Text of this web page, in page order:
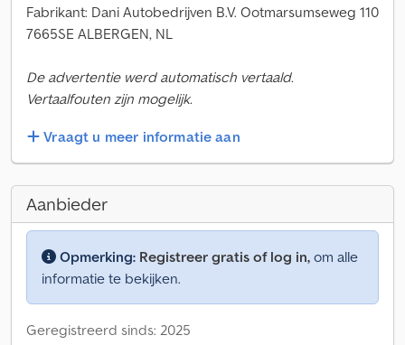
Fabrikant: Dani Autobedrijven B.V. Ootmarsumseweg 110
7665SE ALBERGEN, NL
De advertentie werd automatisch vertaald.
Vertaalfouten zijn mogelijk.
Vraagt u meer informatie aan
Aanbieder
Opmerking: Registreer gratis of log in, om alle
informatie te bekijken.
Geregistreerd sinds: 2025